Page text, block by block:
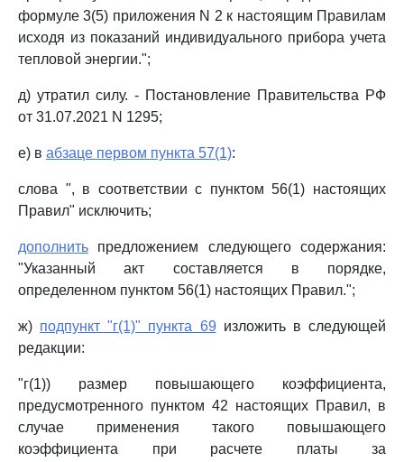
формуле 3(5) приложения N 2 к настоящим Правилам
исходя из показаний индивидуального прибора учета
тепловой энергии.";
д) утратил силу. - Постановление Правительства РФ
от 31.07.2021 N 1295;
е) в абзаце первом пункта 57(1):
слова ", в соответствии с пунктом 56(1) настоящих
Правил" исключить;
дополнить предложением следующего содержания:
"Указанный акт составляется в порядке,
определенном пунктом 56(1) настоящих Правил.";
ж) подпункт "г(1)" пункта 69 изложить в следующей
редакции:
"г(1)) размер повышающего коэффициента,
предусмотренного пунктом 42 настоящих Правил, в
случае применения такого повышающего
коэффициента при расчете платы за